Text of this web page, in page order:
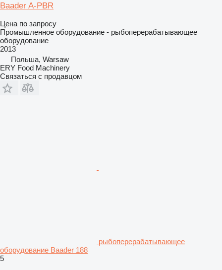
Baader A-PBR
Цена по запросу
Промышленное оборудование - рыбоперерабатывающее
оборудование
2013
Польша, Warsaw
ERY Food Machinery
Связаться с продавцом
рыбоперерабатывающее
оборудование Baader 188
5